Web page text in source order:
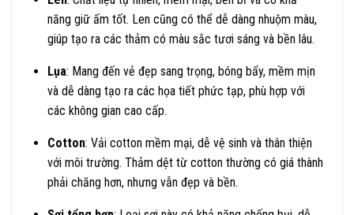
năng giữ ấm tốt. Len cũng có thể dễ dàng nhuộm màu,
giúp tạo ra các thảm có màu sắc tươi sáng và bền lâu.
Lụa: Mang đến vẻ đẹp sang trọng, bóng bẩy, mềm mịn
và dễ dàng tạo ra các họa tiết phức tạp, phù hợp với
các không gian cao cấp.
Cotton: Vải cotton mềm mại, dễ vệ sinh và thân thiện
với môi trường. Thảm dệt từ cotton thường có giá thành
phải chăng hơn, nhưng vẫn đẹp và bền.